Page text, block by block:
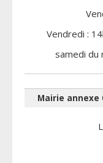
Vendredi :
samedi du
Mairie annexe